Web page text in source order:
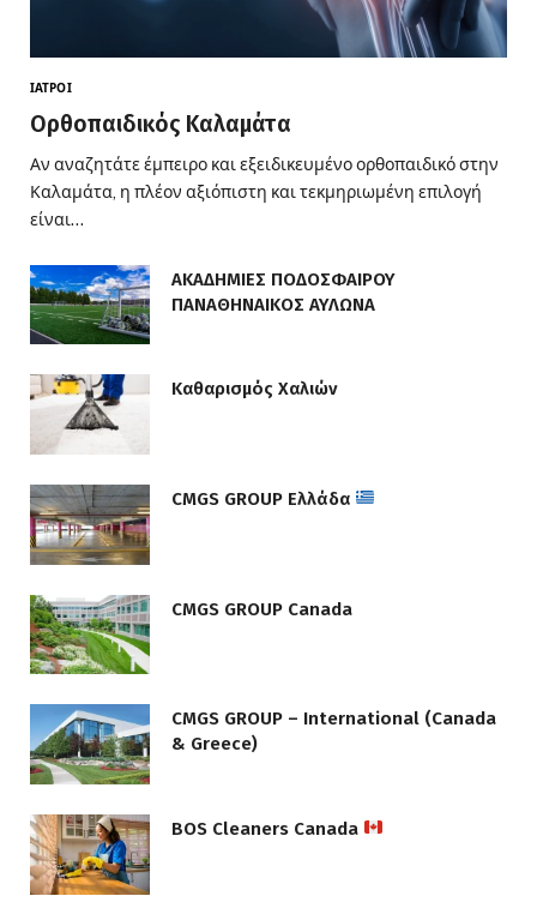
ΙΑΤΡΟΊ
Ορθοπαιδικός Καλαμάτα
Αν αναζητάτε έμπειρο και εξειδικευμένο ορθοπαιδικό στην
Καλαμάτα, η πλέον αξιόπιστη και τεκμηριωμένη επιλογή
είναι…
ΑΚΑΔΗΜΙΕΣ ΠΟΔΟΣΦΑΙΡΟΥ
ΠΑΝΑΘΗΝΑΙΚΟΣ ΑΥΛΩΝΑ
Καθαρισμός Χαλιών
CMGS GROUP Ελλάδα
CMGS GROUP Canada
CMGS GROUP – International (Canada
& Greece)
BOS Cleaners Canada